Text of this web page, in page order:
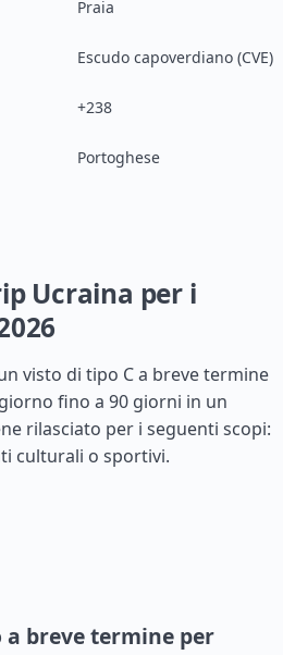
Praia
Escudo capoverdiano (CVE)
+238
Portoghese
Ucraina per i
visto di tipo C a breve termine
fino a 90 giorni in un
rilasciato per i seguenti scopi:
culturali o sportivi.
a breve termine per